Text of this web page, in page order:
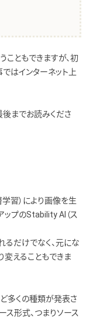
こともできますが、初
はインターネット上
までお読みくださ
習）により画像を生
ップのStability AI（ス
だけでなく、元にな
変えることもできま
多くの種類が発表さ
形式、つまりソース